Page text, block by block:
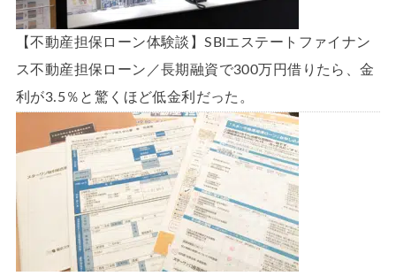
【不動産担保ローン体験談】SBIエステートファイナン
ス不動産担保ローン／長期融資で300万円借りたら、金
利が3.5％と驚くほど低金利だった。